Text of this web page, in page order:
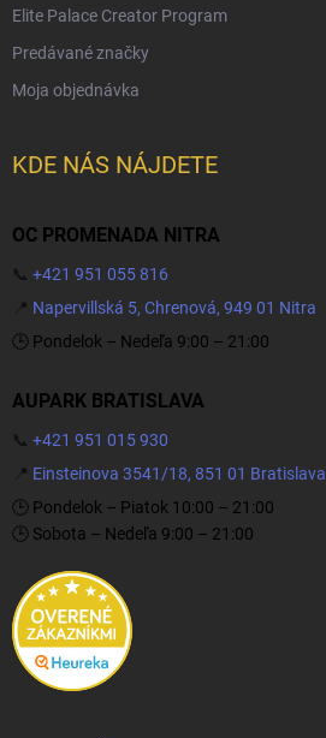
Elite Palace Creator Program
Predávané značky
Moja objednávka
KDE NÁS NÁJDETE
OC PROMENADA NITRA
📞 +421 951 055 816
📍 Napervillská 5, Chrenová, 949 01 Nitra
🕒 Pondelok – Nedeľa 9:00 – 21:00
AUPARK BRATISLAVA
📞 +421 951 015 930
📍 Einsteinova 3541/18, 851 01 Bratislava
🕒 Pondelok – Piatok 10:00 – 21:00
🕒 Sobota – Nedeľa 9:00 – 21:00